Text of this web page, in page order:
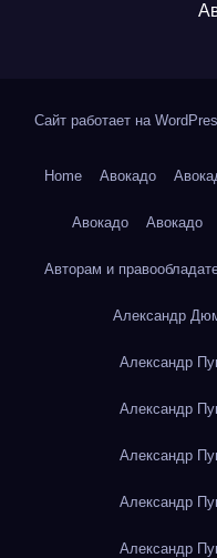
Сайт работает на
Home Авокадо
Авокадо Авокадо
Авторам и
Александр
Александр
Александр
Александр
Александр
Александр